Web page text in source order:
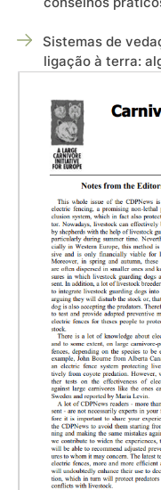
Sistemas de
ligação à terra: